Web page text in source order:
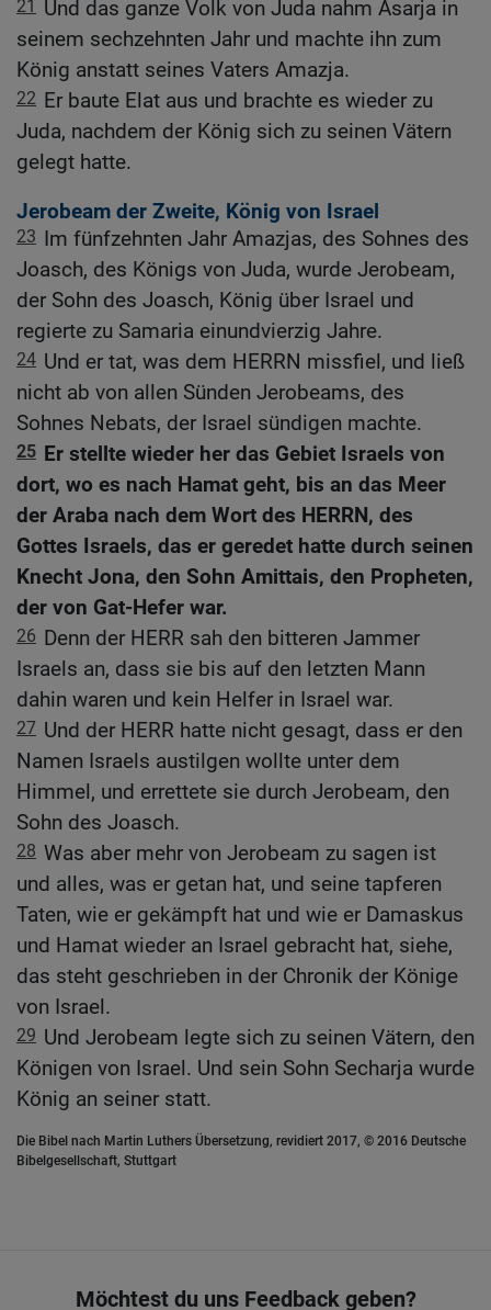
21
Und das ganze Volk von Juda nahm Asarja in
seinem sechzehnten Jahr und machte ihn zum
König anstatt seines Vaters Amazja.
22 Er baute Elat aus und brachte es wieder zu
Juda, nachdem der König sich zu seinen Vätern
gelegt hatte.
Jerobeam der Zweite, König von Israel
23 Im fünfzehnten Jahr Amazjas, des Sohnes des
Joasch, des Königs von Juda, wurde Jerobeam,
der Sohn des Joasch, König über Israel und
regierte zu Samaria einundvierzig Jahre.
24 Und er tat, was dem HERRN missfiel, und ließ
nicht ab von allen Sünden Jerobeams, des
Sohnes Nebats, der Israel sündigen machte.
25 Er stellte wieder her das Gebiet Israels von
dort, wo es nach Hamat geht, bis an das Meer
der Araba nach dem Wort des HERRN, des
Gottes Israels, das er geredet hatte durch seinen
Knecht Jona, den Sohn Amittais, den Propheten,
der von Gat-Hefer war.
26 Denn der HERR sah den bitteren Jammer
Israels an, dass sie bis auf den letzten Mann
dahin waren und kein Helfer in Israel war.
27 Und der HERR hatte nicht gesagt, dass er den
Namen Israels austilgen wollte unter dem
Himmel, und errettete sie durch Jerobeam, den
Sohn des Joasch.
28 Was aber mehr von Jerobeam zu sagen ist
und alles, was er getan hat, und seine tapferen
Taten, wie er gekämpft hat und wie er Damaskus
und Hamat wieder an Israel gebracht hat, siehe,
das steht geschrieben in der Chronik der Könige
von Israel.
29 Und Jerobeam legte sich zu seinen Vätern, den
Königen von Israel. Und sein Sohn Secharja wurde
König an seiner statt.
Die Bibel nach Martin Luthers Übersetzung, revidiert 2017, © 2016 Deutsche
Bibelgesellschaft, Stuttgart
Möchtest du uns Feedback geben?